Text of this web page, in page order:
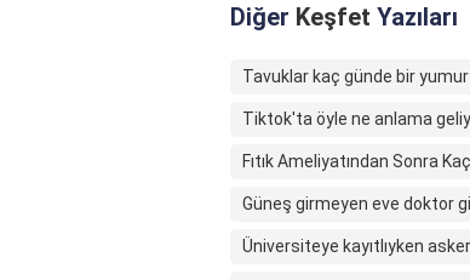
Diğer Keşfet Yazıları
Tavuklar kaç günde bir
Tiktok'ta öyle ne anlama
Fıtık Ameliyatından Sonra
Güneş girmeyen eve doktor
Üniversiteye kayıtlıyken